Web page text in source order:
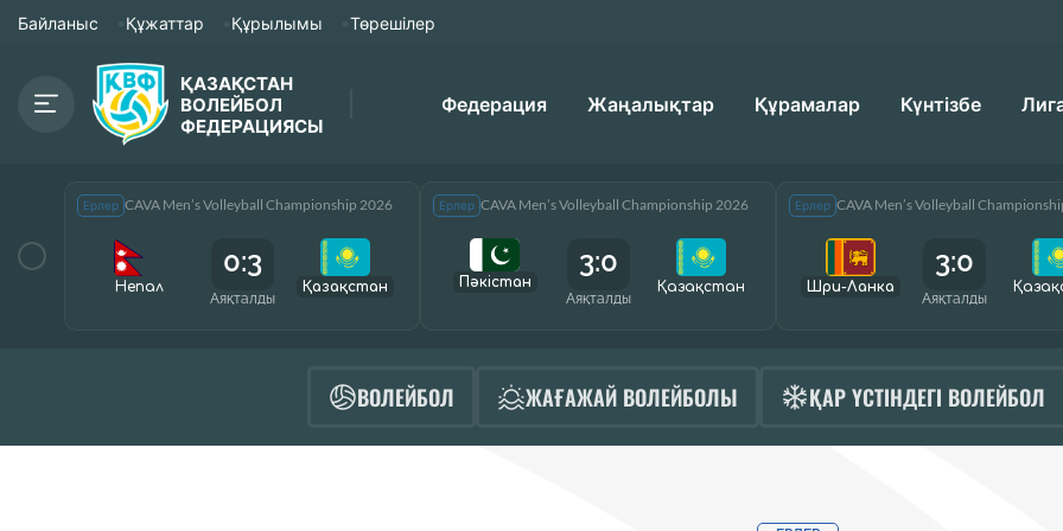
Байланыс Құжаттар Құрылымы Төрешілер
ҚАЗАҚСТАН
ВОЛЕЙБОЛ
ФЕДЕРАЦИЯСЫ
Федерация Жаңалықтар Құрамалар Күнтізбе
Ерлер CAVA Men’s Volleyball Championship 2026
Непал
0:3
Аяқталды
Қазақcтан
Ерлер CAVA Men’s Volleyball Championship 2026
Пәкістан
3:0
Аяқталды
Қазақcтан
Ерлер CAVA Men’s Volleyball
Шри-Ланка
3:0
Аяқталды
ВОЛЕЙБОЛ ЖАҒАЖАЙ ВОЛЕЙБОЛЫ ҚАР ҮСТІНДЕГІ ВОЛЕЙБОЛ